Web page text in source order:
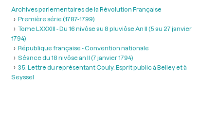
Archives parlementaires de la Révolution Française
Première série (1787-1799)
Tome LXXXIII - Du 16 nivôse au 8 pluviôse An II (5 au 27 janvier
1794)
République française - Convention nationale
Séance du 18 nivôse an II (7 janvier 1794)
35. Lettre du représentant Gouly. Esprit public à Belley et à
Seyssel